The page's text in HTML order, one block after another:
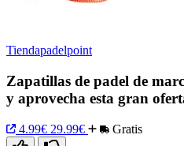
Tiendapadelpoint
Zapatillas de padel de
y aprovecha esta gran
4.99€ 29.99€ Gratis